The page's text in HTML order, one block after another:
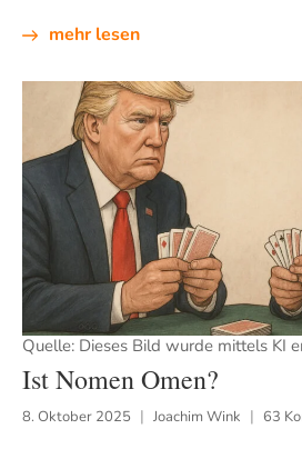
mehr lesen
Quelle: Dieses Bild wurde mittels KI
Ist Nomen Omen?
8. Oktober 2025 Joachim Wink 63